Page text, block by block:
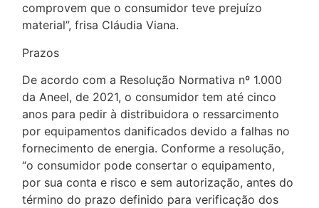
comprovem que o consumidor teve prejuízo
material”, frisa Cláudia Viana.
Prazos
De acordo com a Resolução Normativa nº 1.000
da Aneel, de 2021, o consumidor tem até cinco
anos para pedir à distribuidora o ressarcimento
por equipamentos danificados devido a falhas no
fornecimento de energia. Conforme a resolução,
“o consumidor pode consertar o equipamento,
por sua conta e risco e sem autorização, antes do
término do prazo definido para verificação dos